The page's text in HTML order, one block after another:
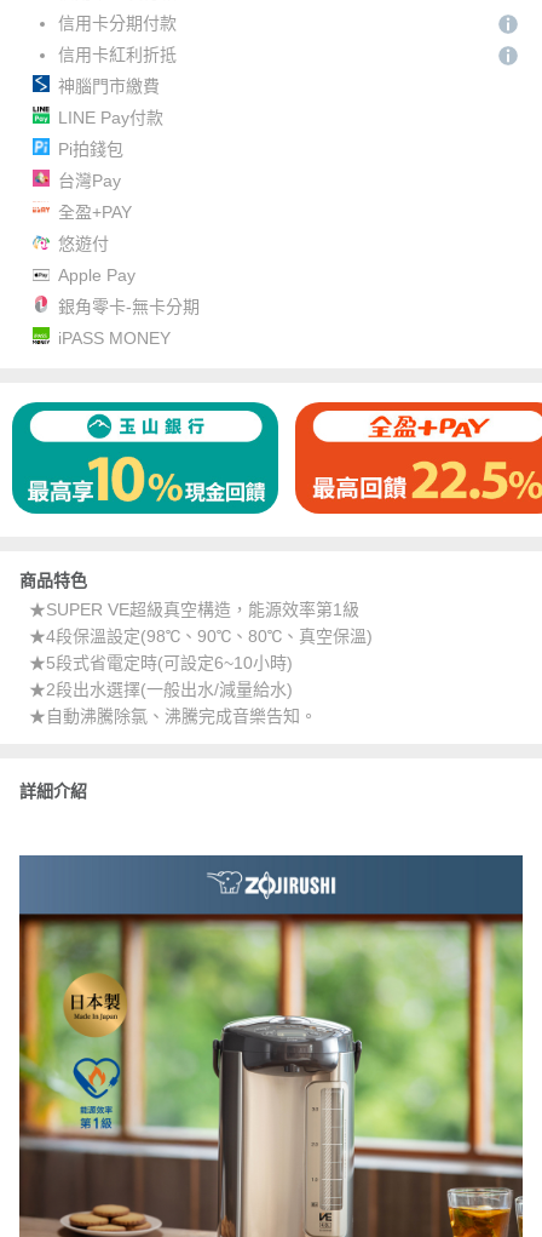
信用卡分期付款
信用卡紅利折抵
神腦門市繳費
LINE Pay付款
Pi拍錢包
台灣Pay
全盈+PAY
悠遊付
Apple Pay
銀角零卡-無卡分期
iPASS MONEY
商品特色
★SUPER VE超級真空構造，能源效率第1級
★4段保溫設定(98℃、90℃、80℃、真空保溫)
★5段式省電定時(可設定6~10小時)
★2段出水選擇(一般出水/減量給水)
★自動沸騰除氯、沸騰完成音樂告知。
詳細介紹